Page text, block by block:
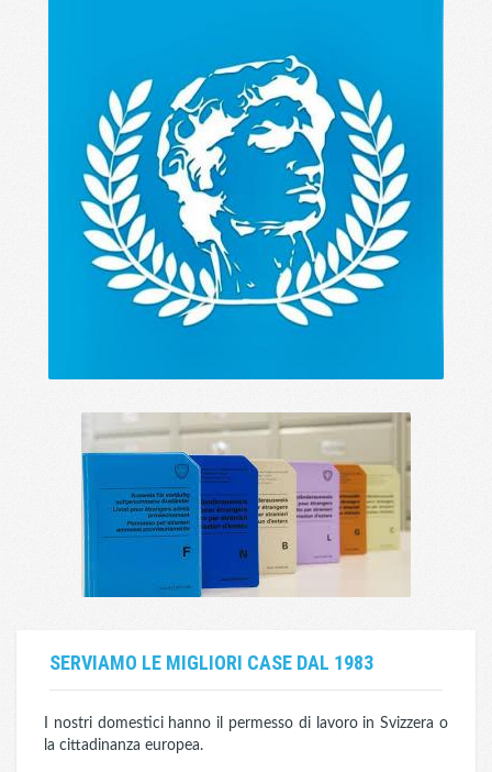
SERVIAMO LE MIGLIORI CASE DAL 1983
I nostri domestici hanno il permesso di lavoro in Svizzera o
la cittadinanza europea.